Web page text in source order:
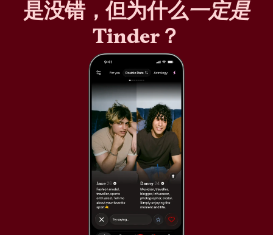
是没错，但为什么一定是
Tinder？